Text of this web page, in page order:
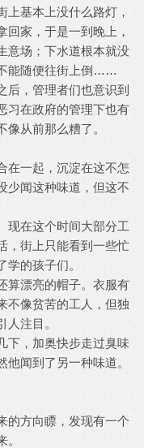
上基本上没什么路灯，
回家，于是一到晚上，
意场；下水道根本就没
能随便往街上倒……
后，管理者们也意识到
习在政府的管理下也有
从前那么糟了。
在一起，沉淀在这不怎
少闻这种味道，但这不
现在这个时间大部分工
，街上只能看到一些忙
的孩子们。
算漂亮的帽子。衣服有
不像贫苦的工人，但独
注目。
下，加奥快步走过臭味
闻到了另一种味道。
的方向瞟，发现有一个